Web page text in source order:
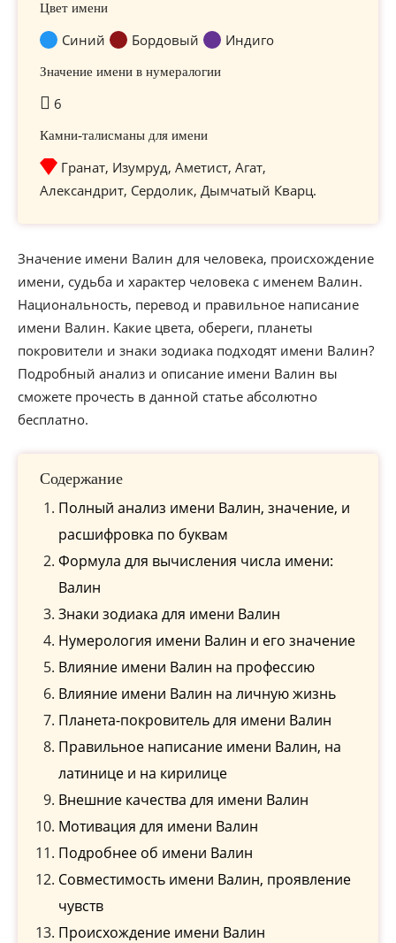
Цвет имени
Синий Бордовый Индиго
Значение имени в нумералогии
6
Камни-талисманы для имени
Гранат, Изумруд, Аметист, Агат,
Александрит, Сердолик, Дымчатый Кварц.
Значение имени Валин для человека, происхождение
имени, судьба и характер человека с именем Валин.
Национальность, перевод и правильное написание
имени Валин. Какие цвета, обереги, планеты
покровители и знаки зодиака подходят имени Валин?
Подробный анализ и описание имени Валин вы
сможете прочесть в данной статье абсолютно
бесплатно.
Содержание
Полный анализ имени Валин, значение, и
расшифровка по буквам
Формула для вычисления числа имени:
Валин
Знаки зодиака для имени Валин
Нумерология имени Валин и его значение
Влияние имени Валин на профессию
Влияние имени Валин на личную жизнь
Планета-покровитель для имени Валин
Правильное написание имени Валин, на
латинице и на кирилице
Внешние качества для имени Валин
Мотивация для имени Валин
Подробнее об имени Валин
Совместимость имени Валин, проявление
чувств
Происхождение имени Валин